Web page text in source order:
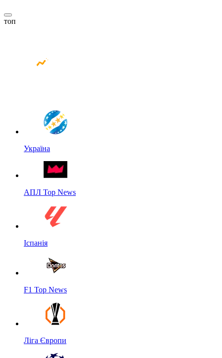
топ
Україна
АПЛ Top News
Іспанія
F1 Top News
Ліга Європи